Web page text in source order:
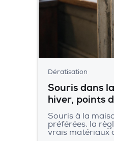
Dératisation
Souris dans
hiver, points
Souris à la
préférées, la
vrais matériaux